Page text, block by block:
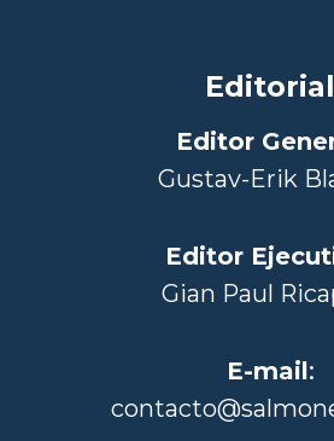
Editorial
Editor
Gustav-Erik
Editor
Gian Paul
E-mail: